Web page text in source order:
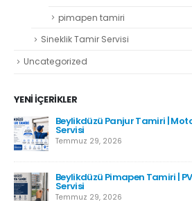
pimapen tamiri
Sineklik Tamir Servisi
Uncategorized
YENI İÇERIKLER
Beylikdüzü Panjur Tamiri |
Servisi
Temmuz 29, 2026
Beylikdüzü Pimapen Tamiri |
Servisi
Temmuz 29, 2026